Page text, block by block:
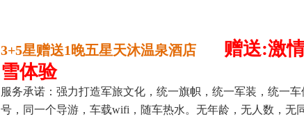
3+5星赠送1晚五星天沐温泉酒店 赠送:激
雪体验
服务承诺：强力打造军旅文化，统一旗帜，统一军装，统一
号，同一个导游，车载wifi， 随车热水。无年龄，无人数，无